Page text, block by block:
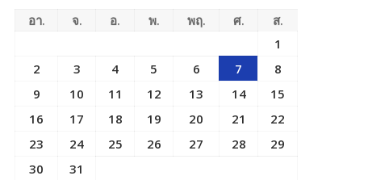
อา. จ. อ. พ. พฤ. ศ.
ส.
1
2
3 4 5 6 7
8
9
10 11 12 13 14
15
16
17 18 19 20 21
22
23
24 25 26 27 28
29
30
31